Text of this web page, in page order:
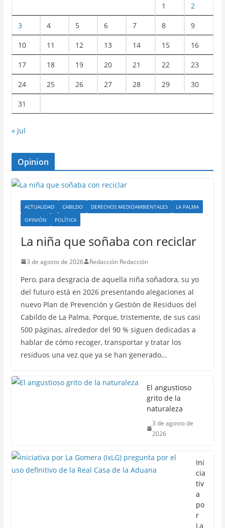
1 2
3 4 5 6 7 8 9
10 11 12 13 14 15 16
17 18 19 20 21 22 23
24 25 26 27 28 29 30
31
« Jul
Opinion
ACTUALIDAD CABILDO DERECHOS MEDIOAMBIENTALES
LA PALMA
OPINIÓN
POLÍTICA
La niña que soñaba con reciclar
3 de agosto de 2026 Redacción Redacción
Pero, para desgracia de aquella niña soñadora, su yo
del futuro está en 2026 presentando alegaciones al
nuevo Plan de Prevención y Gestión de Residuos del
Cabildo de La Palma. Porque, tristemente, de sus casi
500 páginas, alrededor del 90 % siguen dedicadas a
hablar de cómo recoger, transportar y tratar los
residuos una vez que ya se han generado…
El angustioso
grito de la
naturaleza
3 de agosto de
2026
Ini
cia
tiv
a
po
r
La